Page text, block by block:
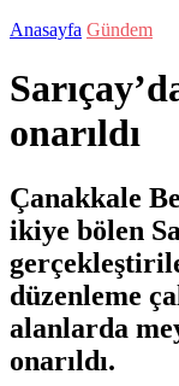
Anasayfa Gündem
onarıldı
Çanakkale
ikiye bölen
düzenleme
alanlarda
onarıldı.